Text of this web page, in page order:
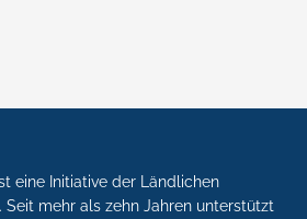
eine Initiative der Ländlichen
Seit mehr als zehn Jahren unterstützt